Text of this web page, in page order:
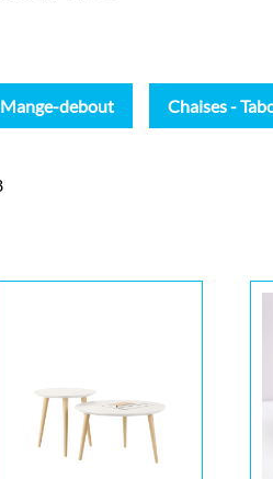
Mange-debout Chaises -